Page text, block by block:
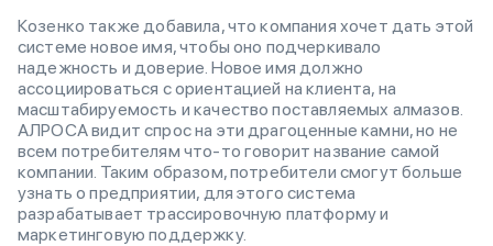
Козенко также добавила, что компания хочет дать этой
системе новое имя, чтобы оно подчеркивало
надежность и доверие. Новое имя должно
ассоциироваться с ориентацией на клиента, на
масштабируемость и качество поставляемых алмазов.
АЛРОСА видит спрос на эти драгоценные камни, но не
всем потребителям что-то говорит название самой
компании. Таким образом, потребители смогут больше
узнать о предприятии, для этого система
разрабатывает трассировочную платформу и
маркетинговую поддержку.